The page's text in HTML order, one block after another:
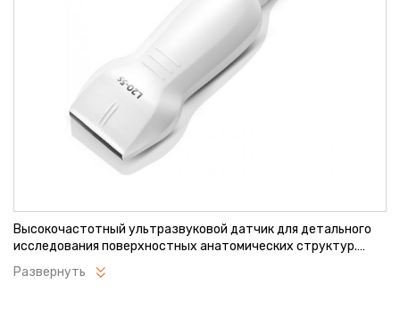
Высокочастотный ультразвуковой датчик для детального
исследования поверхностных анатомических структур.
Обеспечивает исключительную четкость изображения при
визуализации мелких сосудов и тканей. Компактный
Развернуть